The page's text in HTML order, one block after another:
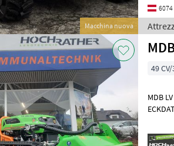
Macchina nuova
6074
49
MDB